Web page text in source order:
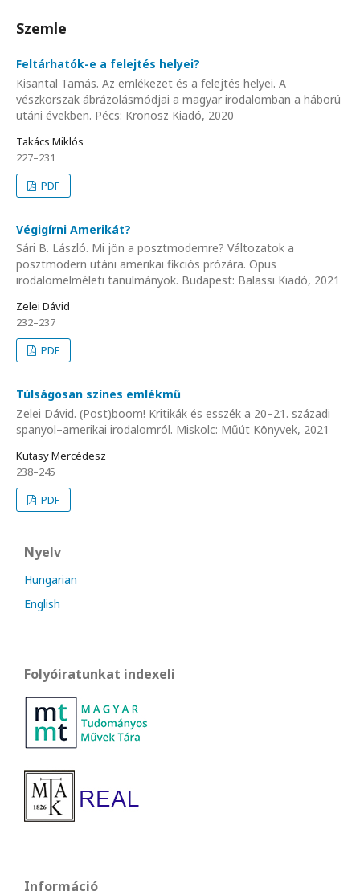
Szemle
Feltárhatók-e a felejtés helyei?
Kisantal Tamás. Az emlékezet és a felejtés helyei. A
vészkorszak ábrázolásmódjai a magyar irodalomban a háború
utáni években. Pécs: Kronosz Kiadó, 2020
Takács Miklós
227–231
PDF
Végigírni Amerikát?
Sári B. László. Mi jön a posztmodernre? Változatok a
posztmodern utáni amerikai fikciós prózára. Opus
irodalomelméleti tanulmányok. Budapest: Balassi Kiadó, 2021
Zelei Dávid
232–237
PDF
Túlságosan színes emlékmű
Zelei Dávid. (Post)boom! Kritikák és esszék a 20–21. századi
spanyol–amerikai irodalomról. Miskolc: Műút Könyvek, 2021
Kutasy Mercédesz
238–245
PDF
Nyelv
Hungarian
English
Folyóiratunkat indexeli
Információ